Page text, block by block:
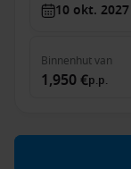
10 okt. 2027
Binnenhutvan
1,950 €p.p.